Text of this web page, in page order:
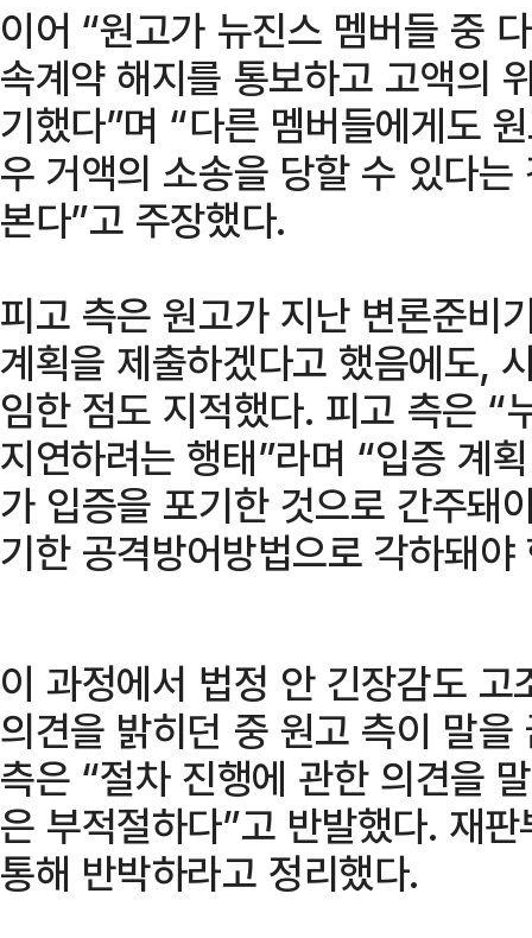
이어 “원고가 뉴진스 멤버들 중
속계약 해지를 통보하고 고액의
기했다”며 “다른 멤버들에게도
우 거액의 소송을 당할 수 있다
본다”고 주장했다.
피고 측은 원고가 지난 변론준
계획을 제출하겠다고 했음에도,
임한 점도 지적했다. 피고 측은 “
지연하려는 행태”라며 “입증 계
가 입증을 포기한 것으로 간주돼
기한 공격방어방법으로 각하돼
이 과정에서 법정 안 긴장감도
의견을 밝히던 중 원고 측이 말
측은 “절차 진행에 관한 의견을
은 부적절하다”고 반발했다. 재
통해 반박하라고 정리했다.